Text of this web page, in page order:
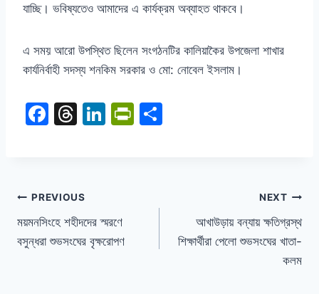
যাচ্ছি। ভবিষ্যতেও আমাদের এ কার্যক্রম অব্যাহত থাকবে।
এ সময় আরো উপস্থিত ছিলেন সংগঠনটির কালিয়াকৈর উপজেলা শাখার
কার্যনির্বাহী সদস্য শনকিম সরকার ও মো: নোবেল ইসলাম।
F
b
o
o
T
d
s
Li
n
Pr
PREVIOUS
ময়মনসিংহে শহীদদের স্মরণে
বসুন্ধরা শুভসংঘের বৃক্ষরোপণ
NEXT
আখাউড়ায় বন্যায় ক্ষতিগ্রস্থ
শিক্ষার্থীরা পেলো শুভসংঘের খাতা-
কলম